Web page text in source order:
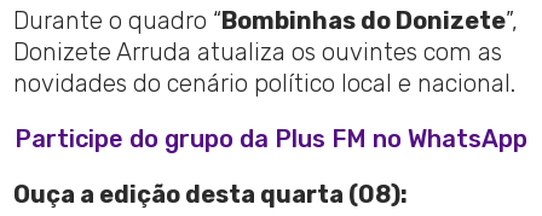
Durante o quadro “ Bombinhas do Donizete”,
Donizete Arruda atualiza os ouvintes com as
novidades do cenário político local e nacional.
Participe do grupo da Plus FM no WhatsApp
Ouça a edição desta quarta (08):